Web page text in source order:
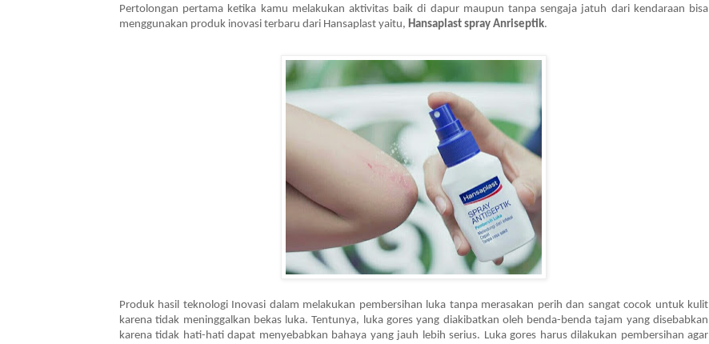
Pertolongan pertama ketika kamu melakukan aktivitas baik di dapur maupun tanpa sengaja jatuh dari kendaraan bisa
menggunakan produk inovasi terbaru dari Hansaplast yaitu, Hansaplast spray Anriseptik.
Produk hasil teknologi Inovasi dalam melakukan pembersihan luka tanpa merasakan perih dan sangat cocok untuk kulit
karena tidak meninggalkan bekas luka. Tentunya, luka gores yang diakibatkan oleh benda-benda tajam yang disebabkan
karena tidak hati-hati dapat menyebabkan bahaya yang jauh lebih serius. Luka gores harus dilakukan pembersihan agar